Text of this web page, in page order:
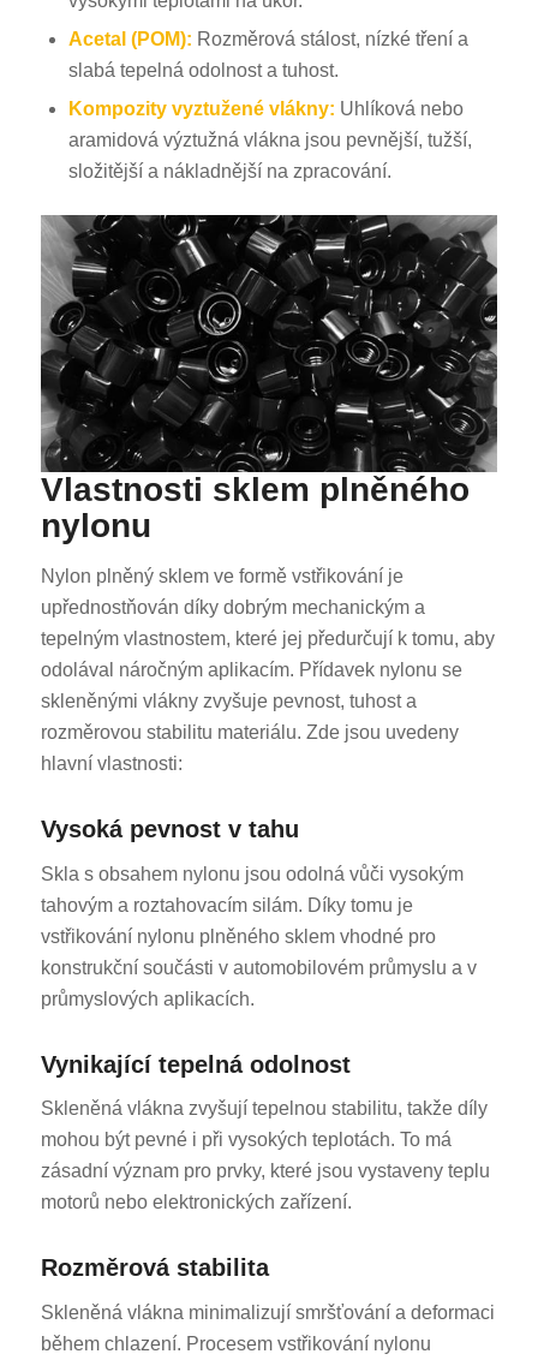
Acetal (POM): Rozměrová stálost, nízké tření a
slabá tepelná odolnost a tuhost.
Kompozity vyztužené vlákny: Uhlíková nebo
aramidová výztužná vlákna jsou pevnější, tužší,
složitější a nákladnější na zpracování.
Vlastnosti sklem plněného
nylonu
Nylon plněný sklem ve formě vstřikování je
upřednostňován díky dobrým mechanickým a
tepelným vlastnostem, které jej předurčují k tomu, aby
odolával náročným aplikacím. Přídavek nylonu se
skleněnými vlákny zvyšuje pevnost, tuhost a
rozměrovou stabilitu materiálu. Zde jsou uvedeny
hlavní vlastnosti:
Vysoká pevnost v tahu
Skla s obsahem nylonu jsou odolná vůči vysokým
tahovým a roztahovacím silám. Díky tomu je
vstřikování nylonu plněného sklem vhodné pro
konstrukční součásti v automobilovém průmyslu a v
průmyslových aplikacích.
Vynikající tepelná odolnost
Skleněná vlákna zvyšují tepelnou stabilitu, takže díly
mohou být pevné i při vysokých teplotách. To má
zásadní význam pro prvky, které jsou vystaveny teplu
motorů nebo elektronických zařízení.
Rozměrová stabilita
Skleněná vlákna minimalizují smršťování a deformaci
během chlazení. Procesem vstřikování nylonu